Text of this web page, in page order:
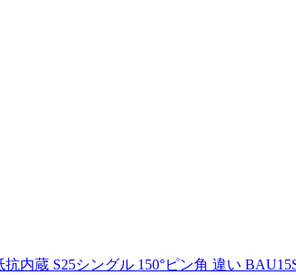
蔵 S25シングル 150°ピン角 違い